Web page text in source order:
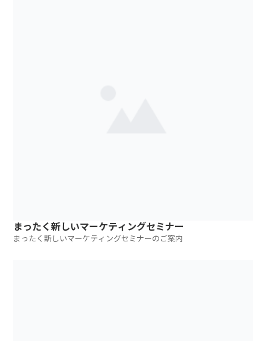
まったく新しいマーケティングセミナー
まったく新しいマーケティングセミナーのご案内